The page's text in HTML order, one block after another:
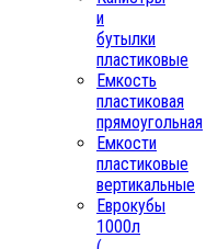
и
бутылки
пластиковые
Емкость
пластиковая
прямоугольная
Емкости
пластиковые
вертикальные
Еврокубы
1000л